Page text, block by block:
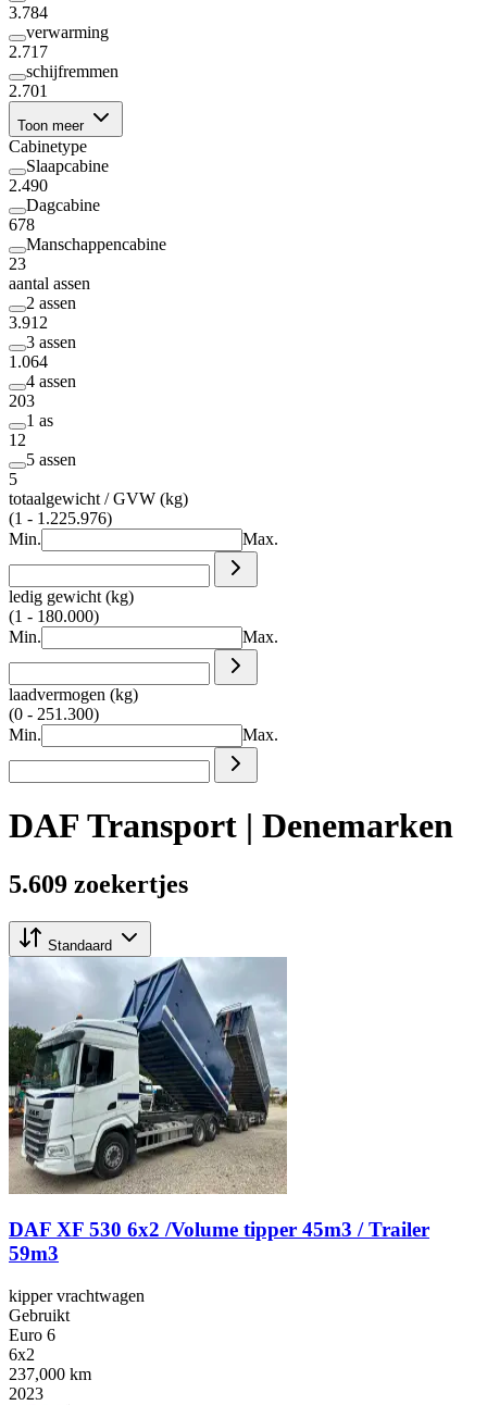
3.784
verwarming
2.717
schijfremmen
2.701
Toon meer
Cabinetype
Slaapcabine
2.490
Dagcabine
678
Manschappencabine
23
aantal assen
2 assen
3.912
3 assen
1.064
4 assen
203
1 as
12
5 assen
5
totaalgewicht / GVW (kg)
(1 - 1.225.976)
Min.
Max.
ledig gewicht (kg)
(1 - 180.000)
Min.
Max.
laadvermogen (kg)
(0 - 251.300)
Min.
Max.
DAF Transport | Denemarken
5.609 zoekertjes
Standaard
DAF XF 530 6x2 /Volume tipper 45m3 / Trailer
59m3
kipper vrachtwagen
Gebruikt
Euro 6
6x2
237,000 km
2023